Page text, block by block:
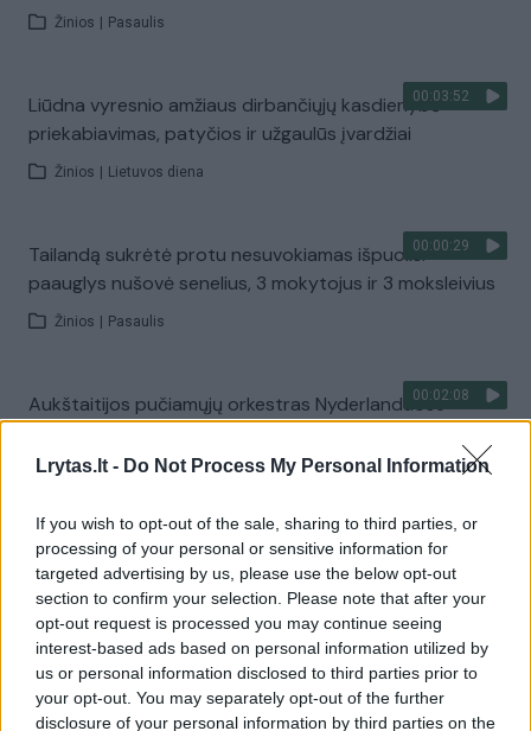
Lrytas.lt - Do Not Process My Personal Information
If you wish to opt-out of the sale, sharing to third parties, or
processing of your personal or sensitive information for
targeted advertising by us, please use the below opt-out
section to confirm your selection. Please note that after your
opt-out request is processed you may continue seeing
interest-based ads based on personal information utilized by
us or personal information disclosed to third parties prior to
your opt-out. You may separately opt-out of the further
disclosure of your personal information by third parties on the
Žinios Pasaulis
00:03:52
Liūdna vyresnio amžiaus dirbančiųjų kasdienybė –
priekabiavimas, patyčios ir užgaulūs įvardžiai
Žinios Lietuvos diena
00:00:29
Tailandą sukrėtė protu nesuvokiamas išpuolis:
paauglys nušovė senelius, 3 mokytojus ir 3 moksleivius
Žinios Pasaulis
00:02:08
Aukštaitijos pučiamųjų orkestras Nyderlanduose
Žinios | Lietuvos diena
Visi įrašai
Žiūrimiausi įrašai